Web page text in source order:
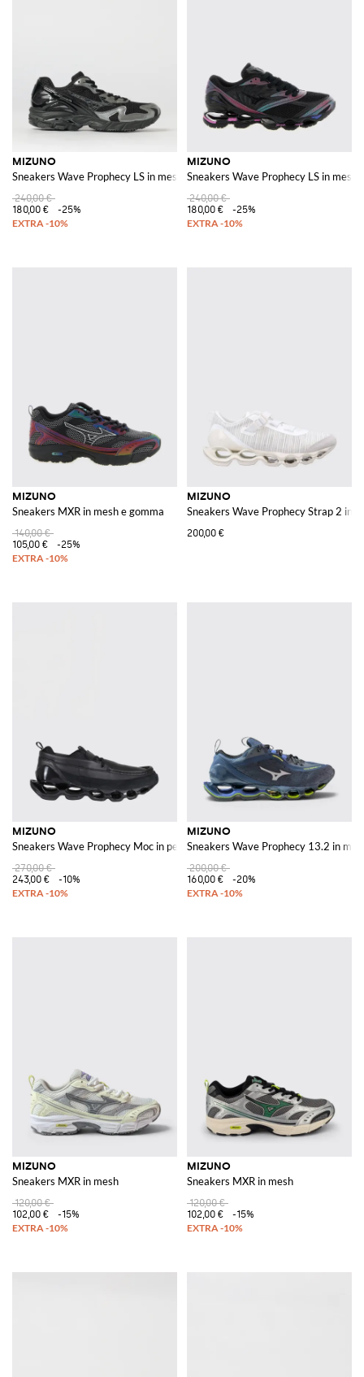
MIZUNO
Sneakers Wave Prophecy LS in mesh e gomma
240,00 €
180,00 €
-25%
MIZUNO
Sneakers Wave Prophecy LS in mesh
240,00 €
180,00 €
-25%
MIZUNO
Sneakers MXR in mesh e gomma
140,00 €
105,00 €
-25%
MIZUNO
Sneakers Wave Prophecy Strap 2 in
200,00 €
MIZUNO
Sneakers Wave Prophecy Moc in pelle
270,00 €
243,00 €
-10%
MIZUNO
Sneakers Wave Prophecy 13.2 in
200,00 €
160,00 €
-20%
MIZUNO
Sneakers MXR in mesh
120,00 €
102,00 €
-15%
MIZUNO
Sneakers MXR in mesh
120,00 €
102,00 €
-15%